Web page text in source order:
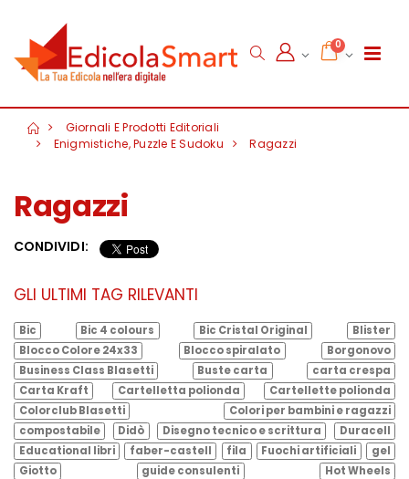
0
Giornali E Prodotti Editoriali
Enigmistiche, Puzzle E Sudoku
Ragazzi
Ragazzi
CONDIVIDI:
GLI ULTIMI TAG RILEVANTI
Bic Bic 4 colours Bic Cristal Original
Blister
Blocco Colore 24x33
Blocco spiralato
Borgonovo
Business Class Blasetti
Buste carta
carta crespa
Carta Kraft
Cartelletta polionda
Cartellette polionda
Colorclub Blasetti
Colori per bambini e ragazzi
compostabile
Didò Disegno tecnico e scrittura
Duracell
Educational libri
faber-castell fila Fuochi artificiali
gel
Giotto
guide consulenti
Hot Wheels